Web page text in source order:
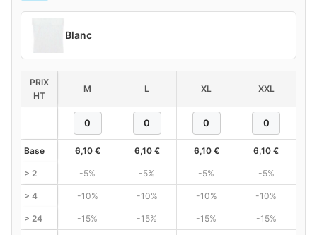
Blanc
PRIX
HT
M L XL XXL
Base 6,10 € 6,10 € 6,10 € 6,10 €
> 2 -5% -5% -5% -5%
> 4 -10% -10% -10% -10%
> 24 -15% -15% -15% -15%